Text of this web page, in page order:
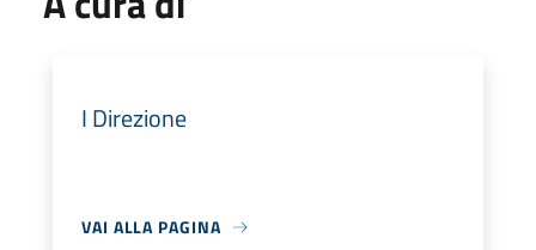
I Direzione
VAI ALLA PAGINA